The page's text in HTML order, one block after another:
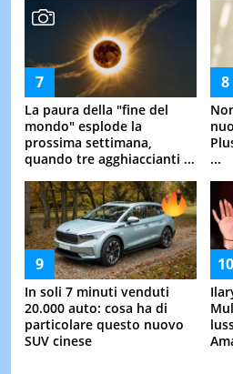
La paura della "fine del
mondo" esplode la
prossima settimana,
quando tre agghiaccianti ...
...
In soli 7 minuti venduti
20.000 auto: cosa ha di
particolare questo nuovo
SUV cinese